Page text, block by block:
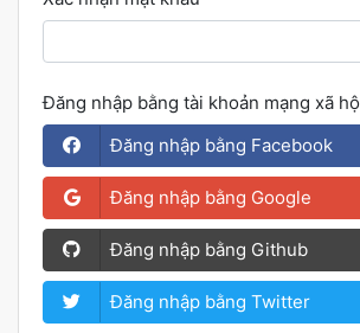
Đăng nhập bằng tài khoản mạng xã
Đăng nhập bằng Facebook
Đăng nhập bằng Google
Đăng nhập bằng Github
Đăng nhập bằng Twitter